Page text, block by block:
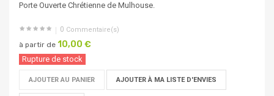
Porte Ouverte Chrétienne de Mulhouse.
0 Commentaire(s)
à partir de 10,00 €
Rupture de stock
AJOUTER AU PANIER AJOUTER À MA LISTE D'ENVIES